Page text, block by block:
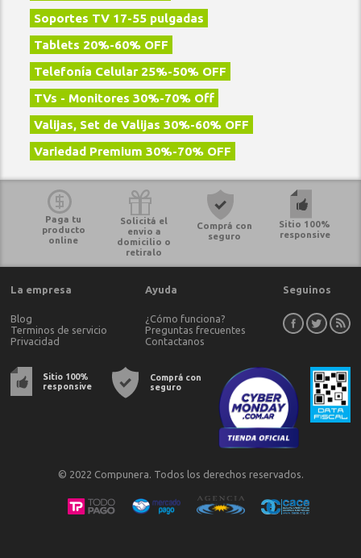
Soportes TV 17-55 pulgadas
Tablets 20%-60% OFF
Telefoní­a Celular 25%-50% OFF
TVs - Monitores 30%-70% Off
Valijas, Set de Valijas 30%-60% OFF
Variedad Premium 30%-70% OFF
Paga tu
producto
online
Solicitá el
envio a
domicilio o
retiralo
Comprá con
seguro
Sitio 100%
responsive
La empresa
Blog
Terminos de servicio
Privacidad
Ayuda
¿Cómo funciona?
Preguntas frecuentes
Contactanos
Seguinos
Sitio 100%
responsive
Comprá con
seguro
© 2022 Compunera. Todos los derechos reservados.